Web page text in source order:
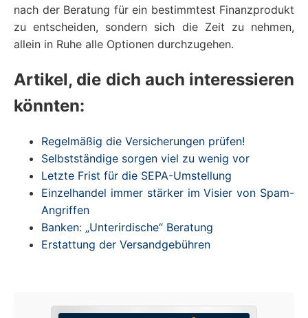
nach der Beratung für ein bestimmtest Finanzprodukt
zu entscheiden, sondern sich die Zeit zu nehmen,
allein in Ruhe alle Optionen durchzugehen.
Artikel, die dich auch interessieren
könnten:
Regelmäßig die Versicherungen prüfen!
Selbstständige sorgen viel zu wenig vor
Letzte Frist für die SEPA-Umstellung
Einzelhandel immer stärker im Visier von Spam-
Angriffen
Banken: „Unterirdische“ Beratung
Erstattung der Versandgebühren